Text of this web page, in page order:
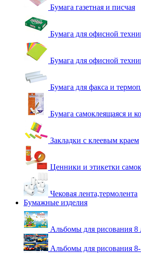
Бумага газетная и писчая
Бумага для офисной
Бумага для офисной
Бумага для факса и
Бумага самоклеящаяся и
Закладки с клеевым краем
Ценники и этикетки
Чековая лента,термолента
Бумажные изделия
Альбомы для рисования 8
Альбомы для рисования 8-